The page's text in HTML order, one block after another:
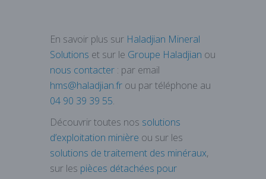
En savoir plus sur Haladjian Mineral
Solutions et sur le Groupe Haladjian ou
nous contacter : par email
hms@haladjian.fr ou par téléphone au
04 90 39 39 55.
Découvrir toutes nos solutions
d’exploitation minière ou sur les
solutions de traitement des minéraux,
sur les pièces détachées pour